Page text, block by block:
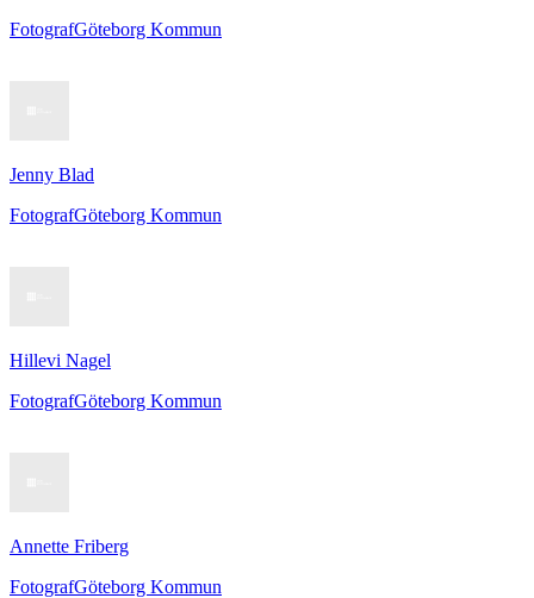
FotografGöteborg Kommun
Jenny Blad
FotografGöteborg Kommun
Hillevi Nagel
FotografGöteborg Kommun
Annette Friberg
FotografGöteborg Kommun